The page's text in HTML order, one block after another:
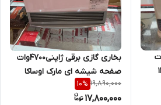
بخاری گازی برقی ژاپنی4700وات
صفحه شیشه ای مارک اوساکا
19,890,000
10%
17,800,000